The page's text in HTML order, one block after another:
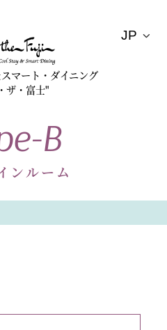
マート・ダイニング
ザ・富士"
B
ンルーム